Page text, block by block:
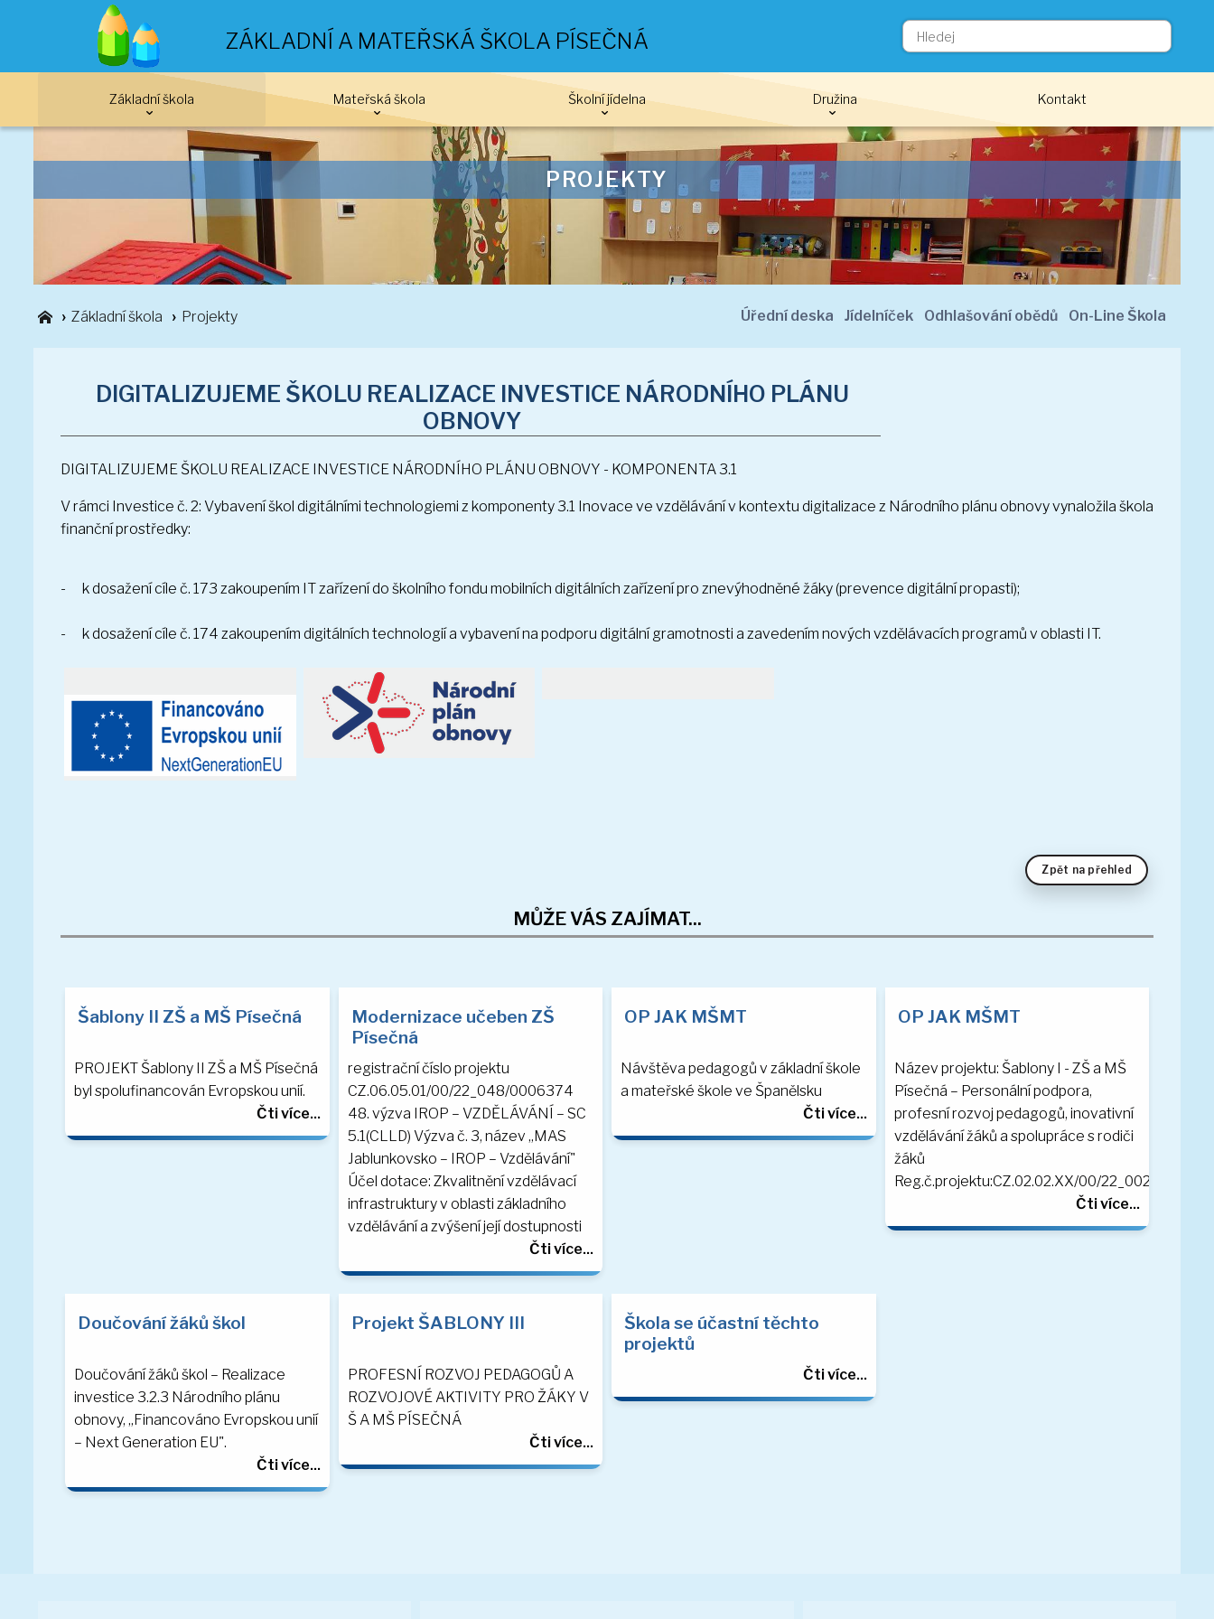
ZÁKLADNÍ A MATEŘSKÁ ŠKOLA PÍSEČNÁ
Základní škola Mateřská škola Školní jídelna Družina Kontakt
PROJEKTY
Základní škola Projekty On-Line Škola
Odhlašování obědů
Jídelníček
Úřední deska
DIGITALIZUJEME ŠKOLU REALIZACE INVESTICE NÁRODNÍHO PLÁNU
OBNOVY
DIGITALIZUJEME ŠKOLU REALIZACE INVESTICE NÁRODNÍHO PLÁNU OBNOVY - KOMPONENTA 3.1
V rámci Investice č. 2: Vybavení škol digitálními technologiemi z komponenty 3.1 Inovace ve vzdělávání v kontextu digitalizace z Národního plánu obnovy vynaložila škola
finanční prostředky:
- k dosažení cíle č. 173 zakoupením IT zařízení do školního fondu mobilních digitálních zařízení pro znevýhodněné žáky (prevence digitální propasti);
- k dosažení cíle č. 174 zakoupením digitálních technologií a vybavení na podporu digitální gramotnosti a zavedením nových vzdělávacích programů v oblasti IT.
Zpět na přehled
Šablony II ZŠ a MŠ Písečná
PROJEKT Šablony II ZŠ a MŠ Písečná
byl spolufinancován Evropskou unií.
Čti více...
Modernizace učeben ZŠ
Písečná
registrační číslo projektu
CZ.06.05.01/00/22_048/0006374
48. výzva IROP – VZDĚLÁVÁNÍ – SC
5.1(CLLD) Výzva č. 3, název „MAS
Jablunkovsko – IROP – Vzdělávání"
Účel dotace: Zkvalitnění vzdělávací
infrastruktury v oblasti základního
vzdělávání a zvýšení její dostupnosti
Čti více...
OP JAK MŠMT
Návštěva pedagogů v základní škole
a mateřské škole ve Španělsku
Čti více...
OP JAK MŠMT
Název projektu: Šablony I - ZŠ a MŠ
Písečná – Personální podpora,
profesní rozvoj pedagogů, inovativní
vzdělávání žáků a spolupráce s rodiči
žáků
Reg.č.projektu:CZ.02.02.XX/00/22_002/
Čti více...
Doučování žáků škol
Doučování žáků škol – Realizace
investice 3.2.3 Národního plánu
obnovy, „Financováno Evropskou unií
– Next Generation EU".
Čti více...
Projekt ŠABLONY III
PROFESNÍ ROZVOJ PEDAGOGŮ A
ROZVOJOVÉ AKTIVITY PRO ŽÁKY V
Š A MŠ PÍSEČNÁ
Čti více...
Škola se účastní těchto
projektů
Čti více...